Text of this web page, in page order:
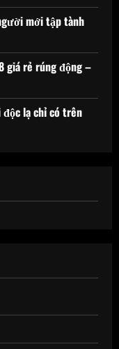
mới tập tành
giá rẻ rúng động –
độc lạ chỉ có trên